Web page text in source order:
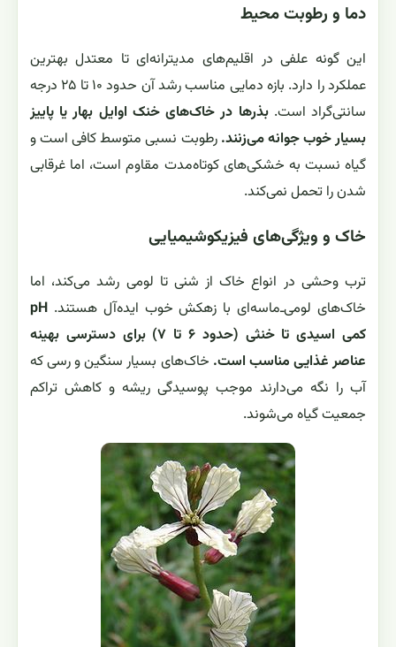
دما و رطوبت محیط
این گونه علفی در اقلیم‌های مدیترانه‌ای تا معتدل بهترین
عملکرد را دارد. بازه دمایی مناسب رشد آن حدود ۱۰ تا ۲۵ درجه
سانتی‌گراد است.بذرها در خاک‌های خنک اوایل بهار یا پاییز
بسیار خوب جوانه می‌زنند. رطوبت نسبی متوسط کافی است و
گیاه نسبت به خشکی‌های کوتاه‌مدت مقاوم است، اما غرقابی
شدن را تحمل نمی‌کند.
خاک و ویژگی‌های فیزیکوشیمیایی
ترب وحشی در انواع خاک از شنی تا لومی رشد می‌کند، اما
خاک‌های لومی‌ـ‌ماسه‌ای با زهکش خوب ایده‌آل هستند.pH
کمی اسیدی تا خنثی (حدود ۶ تا ۷) برای دسترسی بهینه
عناصر غذایی مناسب است. خاک‌های بسیار سنگین و رسی که
آب را نگه می‌دارند موجب پوسیدگی ریشه و کاهش تراکم
جمعیت گیاه می‌شوند.